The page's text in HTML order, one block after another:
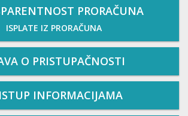
PRORAČUNA
ISPLATE IZ PRORAČUNA
O PRISTUPAČNOSTI
INFORMACIJAMA